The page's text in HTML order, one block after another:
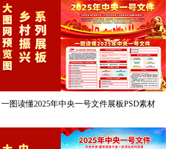
一图读懂2025年中央一号文件展板PSD素材